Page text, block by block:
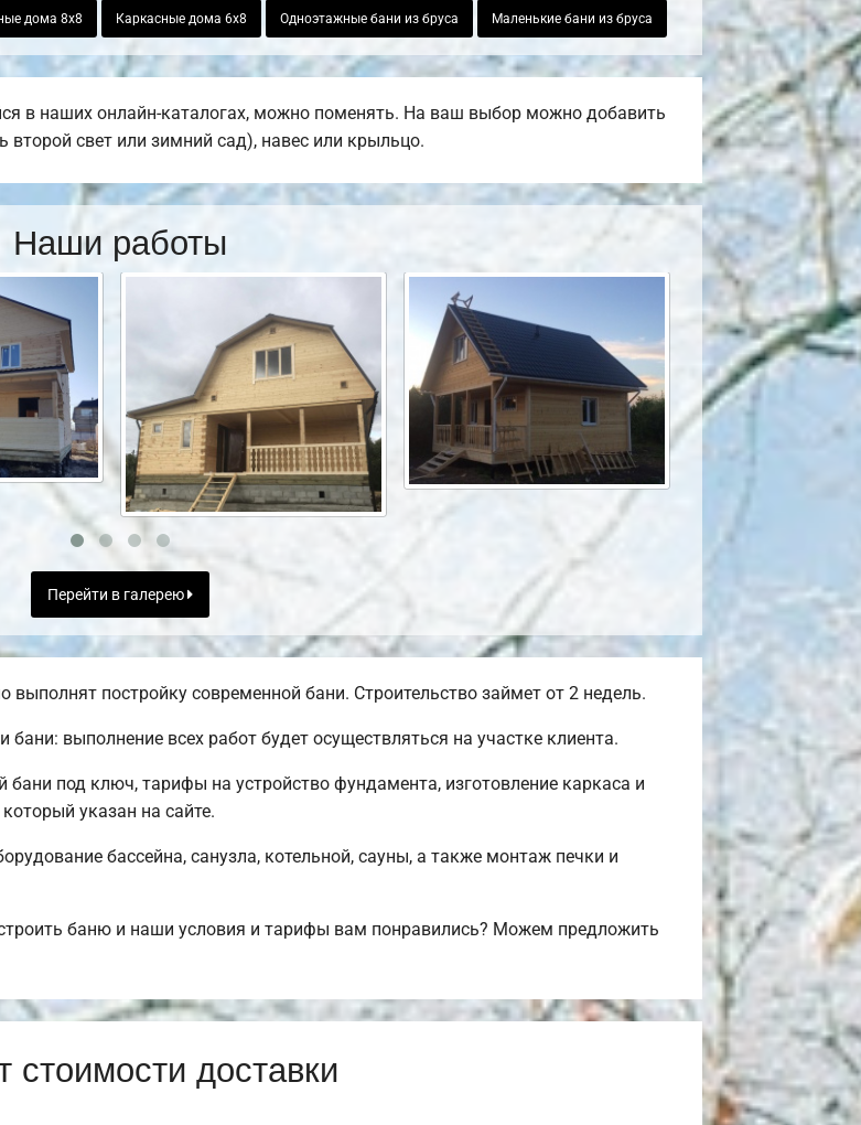
дома 8х8 Каркасные дома 6х8 Одноэтажные бани из бруса Маленькие бани из бруса
в наших онлайн-каталогах, можно поменять. На ваш выбор можно добавить
второй свет или зимний сад), навес или крыльцо.
Наши работы
Перейти в галерею
постройку современной бани. Строительство займет от 2 недель.
выполнение всех работ будет осуществляться на участке клиента.
под ключ, тарифы на устройство фундамента, изготовление каркаса и
указан на сайте.
бассейна, санузла, котельной, сауны, а также монтаж печки и
баню и наши условия и тарифы вам понравились? Можем предложить
стоимости доставки